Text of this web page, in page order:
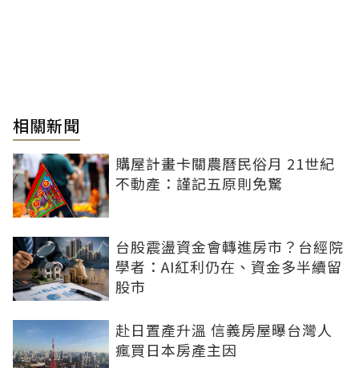
相關新聞
購屋計畫卡關農曆民俗月 21世紀
不動產：謹記五原則免驚
台股震盪資金會轉進房市？台經院
學者：AI紅利仍在、資金多半續留
股市
赴日置產升溫 信義房屋曝台灣人
瘋買日本房產主因